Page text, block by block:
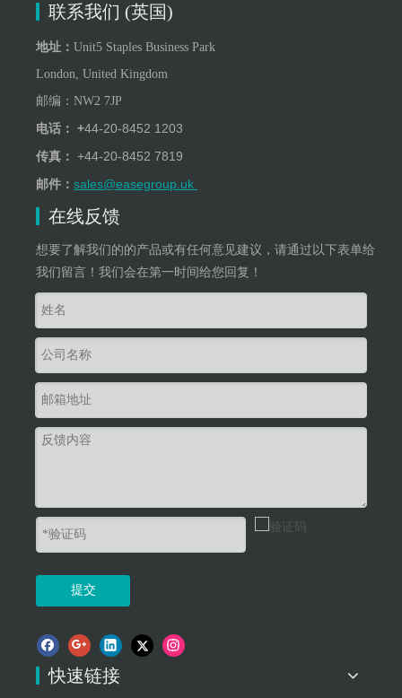
联系我们 (英国)
地址： Unit5 Staples Business Park
London, United Kingdom
邮编： NW2 7JP
电话： +44-20-8452 1203
传真： +44-20-8452 7819
邮件： sales@easegroup.uk
在线反馈
想要了解我们的的产品或有任何意见建议，请通过以下表单给
我们留言！我们会在第一时间给您回复！
提交
快速链接